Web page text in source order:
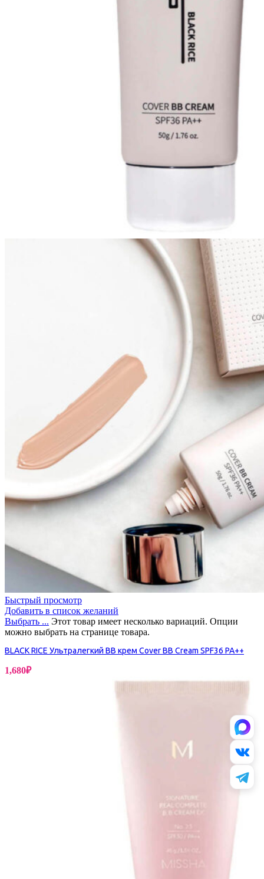
Быстрый просмотр
Добавить в список желаний
Выбрать ... Этот товар имеет несколько вариаций. Опции
можно выбрать на странице товара.
BLACK RICE Ультралегкий ВВ крем Cover BB Cream SPF36 PA++
1,680₽